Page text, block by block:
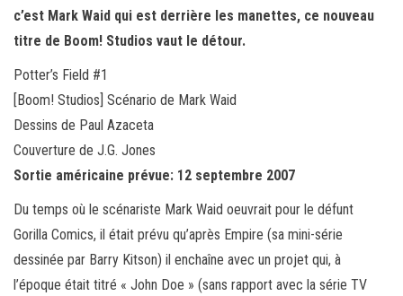
c’est Mark Waid qui est derrière les manettes, ce nouveau
titre de Boom! Studios vaut le détour.
Potter’s Field #1
[Boom! Studios] Scénario de Mark Waid
Dessins de Paul Azaceta
Couverture de J.G. Jones
Sortie américaine prévue: 12 septembre 2007
Du temps où le scénariste Mark Waid oeuvrait pour le défunt
Gorilla Comics, il était prévu qu’après Empire (sa mini-série
dessinée par Barry Kitson) il enchaîne avec un projet qui, à
l’époque était titré « John Doe » (sans rapport avec la série TV